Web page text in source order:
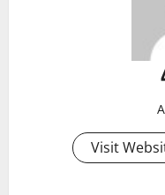
Visit